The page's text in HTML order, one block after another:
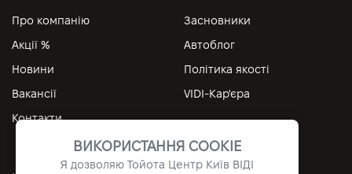
Про компанію
Засновники
Акції %
Автоблог
Новини
Політика якості
Вакансії
VIDI-Кар'єра
Контакти
ВИКОРИСТАННЯ COOKIE
Я дозволяю Тойота Центр Київ ВІДІ